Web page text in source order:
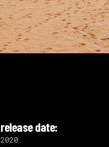
release date:
2020.